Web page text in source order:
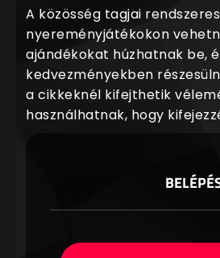
A közösség tagjai rendszeres
nyereményjátékokon
ajándékokat húzhatnak be,
kedvezményekben
a cikkeknél kifejthetik
használhatnak, hogy